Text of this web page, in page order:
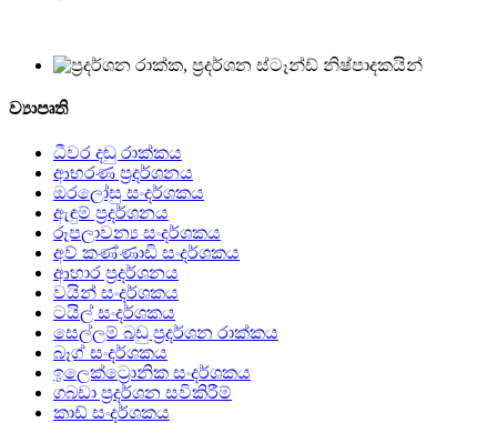
ව්‍යාපෘති
ධීවර දඬු රාක්කය
ආභරණ ප්‍රදර්ශනය
ඔරලෝසු සංදර්ශකය
ඇඳුම් ප්‍රදර්ශනය
රූපලාවන්‍ය සංදර්ශකය
අව් කණ්ණාඩි සංදර්ශකය
ආහාර ප්‍රදර්ශනය
වයින් සංදර්ශකය
ටයිල් සංදර්ශකය
සෙල්ලම් බඩු ප්‍රදර්ශන රාක්කය
බෑග් සංදර්ශකය
ඉලෙක්ට්‍රොනික සංදර්ශකය
ගබඩා ප්‍රදර්ශන සවිකිරීම්
කාඩ් සංදර්ශකය